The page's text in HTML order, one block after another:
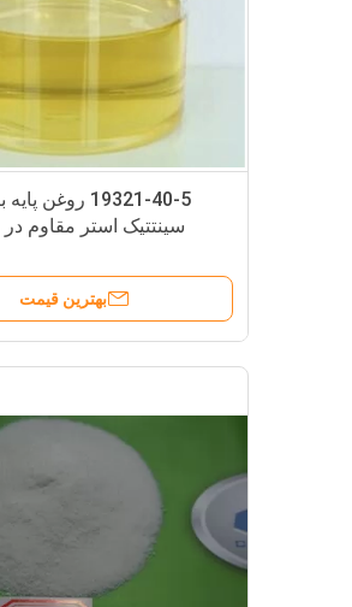
سینتتیک استر مقاوم در
بهترین قیمت